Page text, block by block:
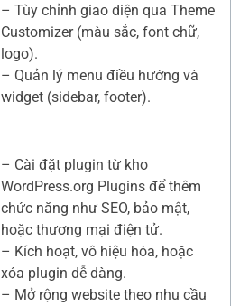
– Tùy chỉnh giao diện qua Theme
Customizer (màu sắc, font chữ,
logo).
– Quản lý menu điều hướng và
widget (sidebar, footer).
– Cài đặt plugin từ kho
WordPress.org Plugins để thêm
chức năng như SEO, bảo mật,
hoặc thương mại điện tử.
– Kích hoạt, vô hiệu hóa, hoặc
xóa plugin dễ dàng.
– Mở rộng website theo nhu cầu